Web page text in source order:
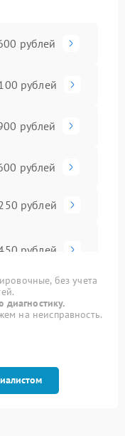
рублей
рублей
рублей
рублей
рублей
рублей
рублей
без учета
диагностику.
на неисправность.